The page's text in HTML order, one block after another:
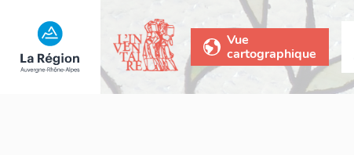
Vue
cartographique